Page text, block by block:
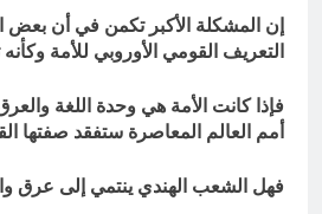
إن المشكلة الأكبر تكمن في أن بعض
التعريف القومي الأوروبي للأمة
فإذا كانت الأمة هي وحدة اللغة
أمم العالم المعاصرة ستفقد صفتها
فهل الشعب الهندي ينتمي إلى عرق